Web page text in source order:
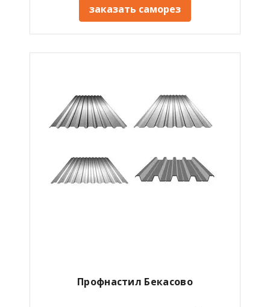
заказать саморез
Профнастил Бекасово